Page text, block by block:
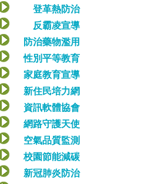
登革熱防治
反霸凌宣導
防治藥物濫用
性別平等教育
家庭教育宣導
新住民培力網
資訊軟體協會
網路守護天使
空氣品質監測
校園節能減碳
新冠肺炎防治